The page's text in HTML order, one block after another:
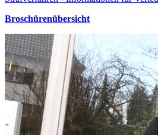
Broschürenübersicht